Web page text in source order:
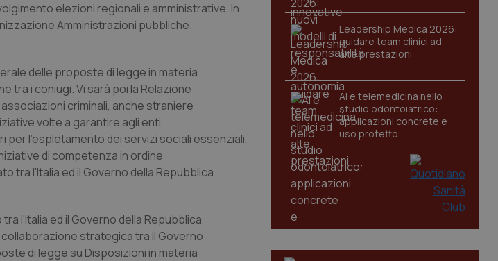
elezioni regionali e amministrative. In
Amministrazioni pubbliche.
delle proposte di legge in materia
tra i coniugi. Vi sarà poi la Relazione
criminali, anche straniere
volte a garantire agli enti
l'espletamento dei servizi sociali essenziali,
di competenza in ordine
tra l'Italia ed il Governo della Repubblica
l'Italia ed il Governo della Repubblica
strategica tra il Governo
di legge su Disposizioni in materia
Leadership Medica 2026:
guidare team clinici ad
alte prestazioni
AI e telemedicina nello
studio odontoiatrico:
applicazioni concrete e
uso protetto